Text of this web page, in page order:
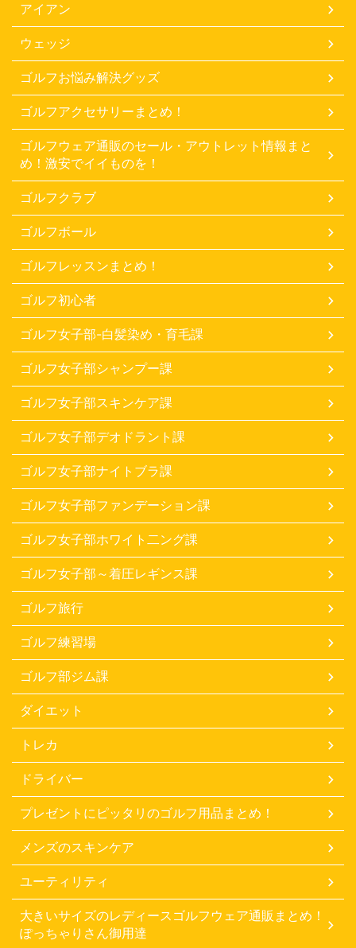
アイアン
ウェッジ
ゴルフお悩み解決グッズ
ゴルフアクセサリーまとめ！
ゴルフウェア通販のセール・アウトレット情報まと
め！激安でイイものを！
ゴルフクラブ
ゴルフボール
ゴルフレッスンまとめ！
ゴルフ初心者
ゴルフ女子部-白髪染め・育毛課
ゴルフ女子部シャンプー課
ゴルフ女子部スキンケア課
ゴルフ女子部デオドラント課
ゴルフ女子部ナイトブラ課
ゴルフ女子部ファンデーション課
ゴルフ女子部ホワイト二ング課
ゴルフ女子部～着圧レギンス課
ゴルフ旅行
ゴルフ練習場
ゴルフ部ジム課
ダイエット
トレカ
ドライバー
プレゼントにピッタリのゴルフ用品まとめ！
メンズのスキンケア
ユーティリティ
大きいサイズのレディースゴルフウェア通販まとめ！
ぽっちゃりさん御用達